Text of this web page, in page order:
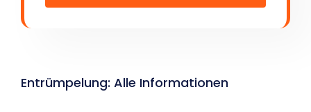
Entrümpelung: Alle Informationen